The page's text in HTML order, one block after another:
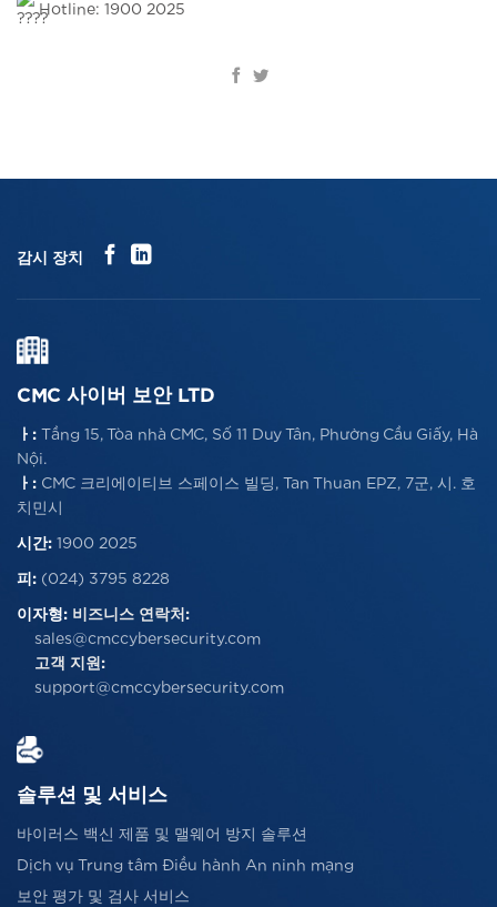
Hotline: 1900 2025
감시 장치
CMC 사이버 보안 LTD
ㅏ: Tầng 15, Tòa nhà CMC, Số 11 Duy Tân, Phường Cầu Giấy, Hà
Nội.
ㅏ: CMC 크리에이티브 스페이스 빌딩, Tan Thuan EPZ, 7군, 시. 호
치민시
시간: 1900 2025
피: (024) 3795 8228
이자형: 비즈니스 연락처:
sales@cmccybersecurity.com
고객 지원:
support@cmccybersecurity.com
솔루션 및 서비스
바이러스 백신 제품 및 맬웨어 방지 솔루션
Dịch vụ Trung tâm Điều hành An ninh mạng
보안 평가 및 검사 서비스